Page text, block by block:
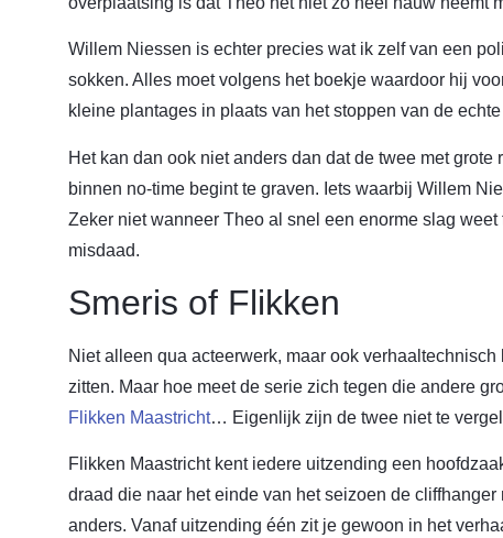
Willem Niessen is echter precies wat ik zelf van een
sokken. Alles moet volgens het boekje waardoor hij
kleine plantages in plaats van het stoppen van de
Het kan dan ook niet anders dan dat de twee met
binnen no-time begint te graven. Iets waarbij Willem
Zeker niet wanneer Theo al snel een enorme slag
misdaad.
Smeris of Flikken
Niet alleen qua acteerwerk, maar ook
zitten. Maar hoe meet de serie zich tegen die andere
Flikken Maastricht… Eigenlijk zijn de twee niet te
Flikken Maastricht kent iedere uitzending een
draad die naar het einde van het seizoen de
anders. Vanaf uitzending één zit je gewoon in het